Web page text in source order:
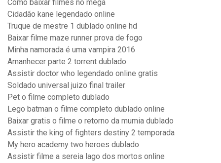
Como baixar filmes no mega
Cidadão kane legendado online
Truque de mestre 1 dublado online hd
Baixar filme maze runner prova de fogo
Minha namorada é uma vampira 2016
Amanhecer parte 2 torrent dublado
Assistir doctor who legendado online gratis
Soldado universal juizo final trailer
Pet o filme completo dublado
Lego batman o filme completo dublado online
Baixar gratis o filme o retorno da mumia dublado
Assistir the king of fighters destiny 2 temporada
My hero academy two heroes dublado
Assistir filme a sereia lago dos mortos online